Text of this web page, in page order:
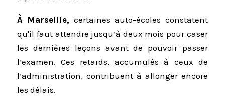
À Marseille, certaines auto-écoles constatent
qu'il faut attendre jusqu’à deux mois pour caser
les dernières leçons avant de pouvoir passer
l’examen. Ces retards, accumulés à ceux de
l’administration, contribuent à allonger encore
les délais.